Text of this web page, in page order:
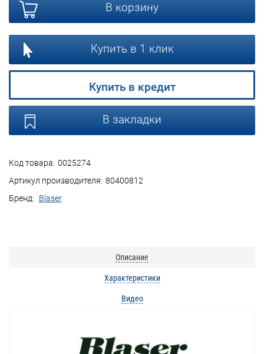
Код товара: 0025274
Артикул производителя: 80400812
Бренд:
Blaser
В корзину
Купить в 1 клик
Купить в кредит
В закладки
Описание
Характеристики
Видео